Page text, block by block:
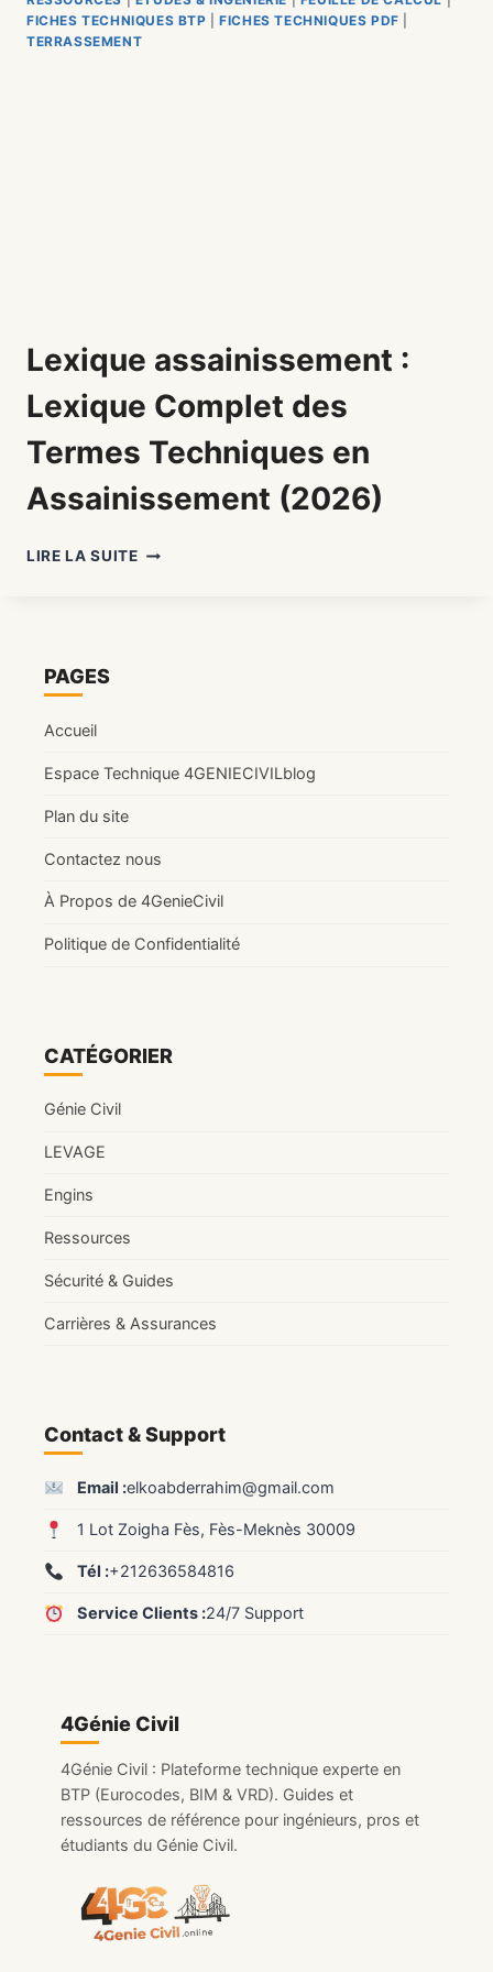
FICHES TECHNIQUES BTP |FICHES TECHNIQUES PDF
TERRASSEMENT
Lexique assainissement :
Lexique Complet des
Termes Techniques en
Assainissement (2026)
LIRE LA SUITELEXIQUE
(2026)
4Génie Civil
4Génie Civil : Plateforme technique experte en
BTP (Eurocodes, BIM & VRD). Guides et
ressources de référence pour ingénieurs, pros et
étudiants du Génie Civil.
Contact & Support
Email :elkoabderrahim@gmail.com
1 Lot Zoigha Fès, Fès-Meknès 30009
Tél :+212636584816
Service Clients :24/7 Support
CATÉGORIER
Génie Civil
LEVAGE
Engins
Ressources
Sécurité & Guides
Carrières & Assurances
PAGES
Accueil
Espace Technique 4GENIECIVILblog
Plan du site
Contactez nous
À Propos de 4GenieCivil
Politique de Confidentialité